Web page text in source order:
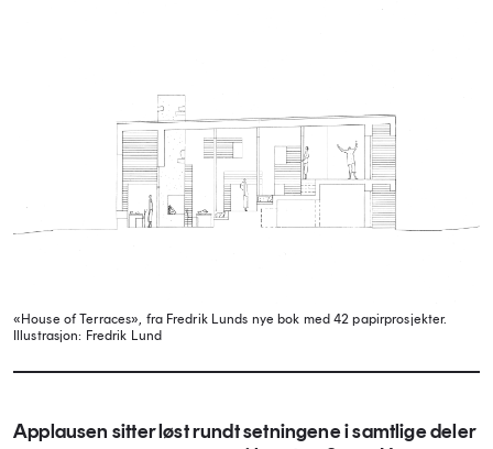
«House of Terraces», fra Fredrik Lunds nye bok med 42 papirprosjekter.
Illustrasjon: Fredrik Lund
Applausen sitter løst rundt setningene i samtlige deler